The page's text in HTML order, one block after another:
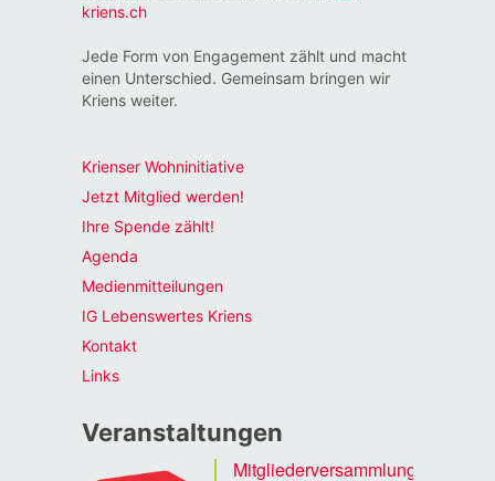
kriens.ch
Jede Form von Engagement zählt und macht
einen Unterschied. Gemeinsam bringen wir
Kriens weiter.
Krienser Wohninitiative
Jetzt Mitglied werden!
Ihre Spende zählt!
Agenda
Medienmitteilungen
IG Lebenswertes Kriens
Kontakt
Links
Veranstaltungen
Mitgliederversammlung